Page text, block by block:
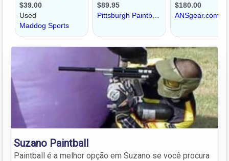
Suzano Paintball
Paintball é a melhor opção em Suzano se você procura